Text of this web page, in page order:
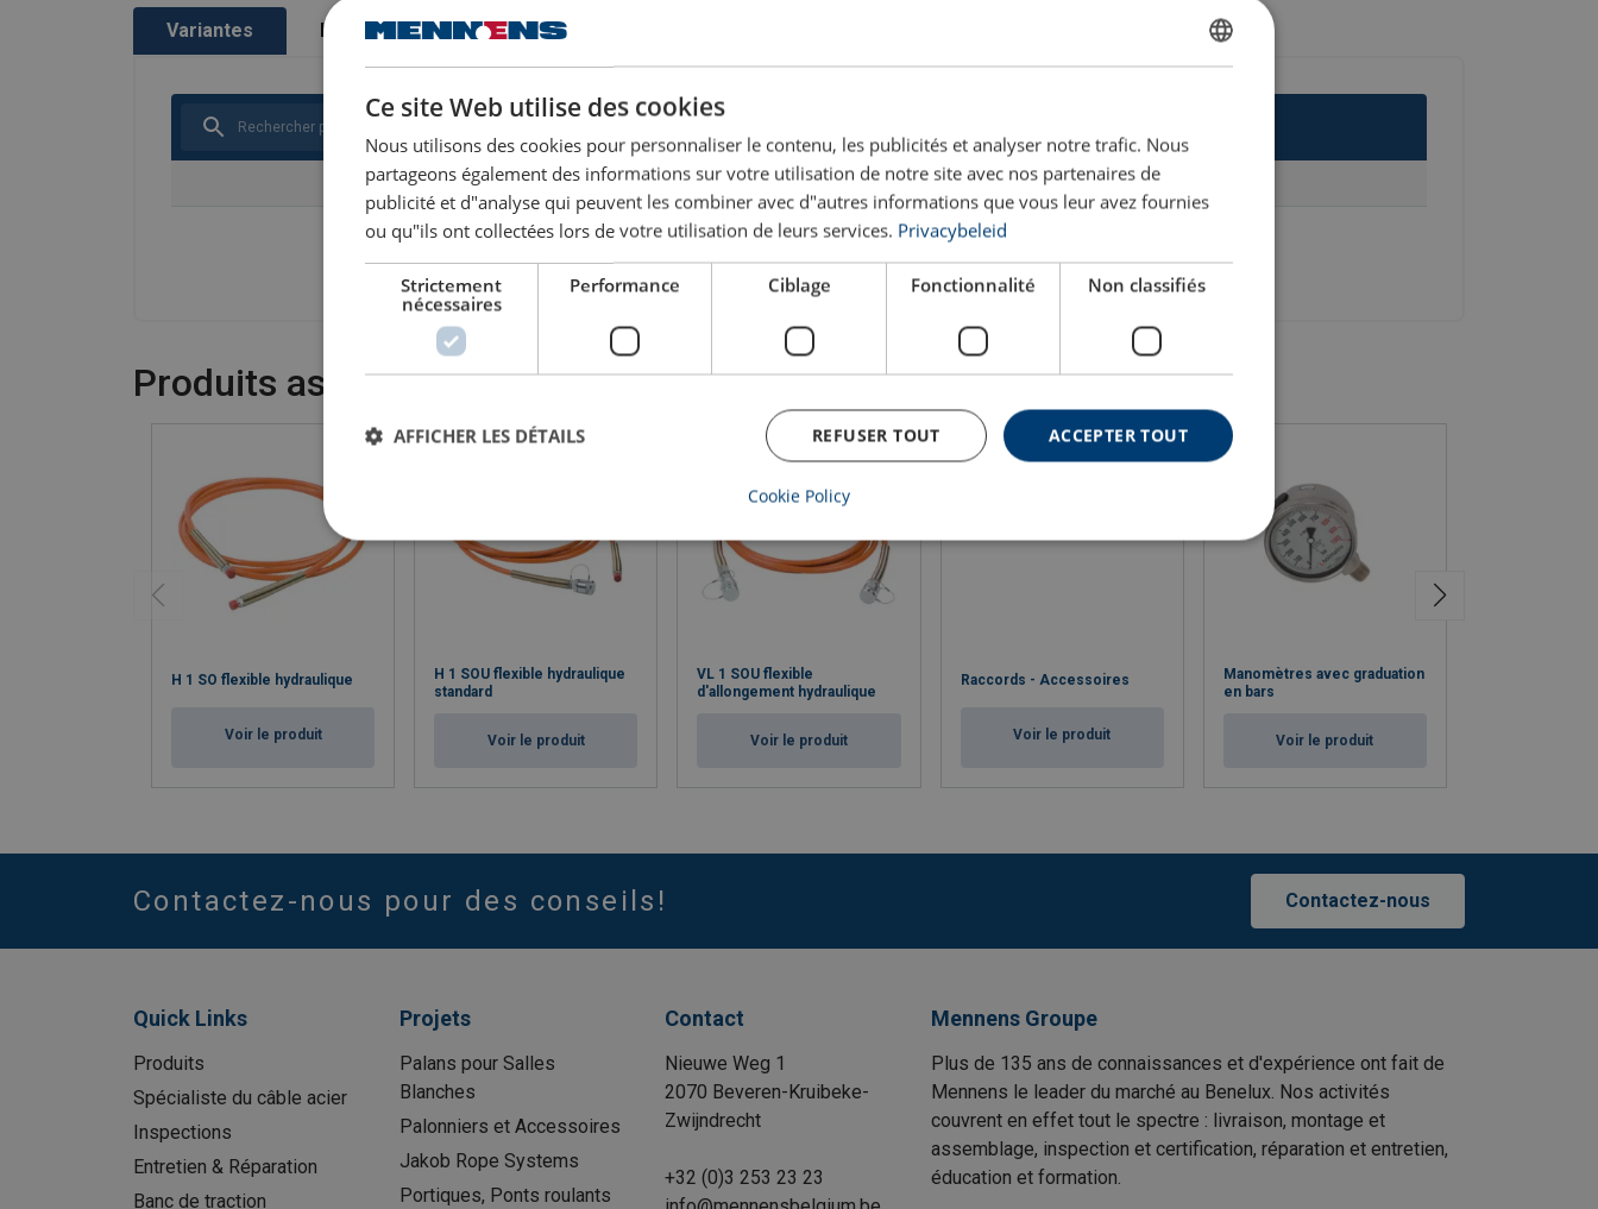
Variantes Informations du produit
Réf. Code Ajouter au panier
5697RLB0584 RLB0584
Produits associés
H 1 SO flexible hydraulique
Voir le produit
H 1 SOU flexible hydraulique
standard
Voir le produit
VL 1 SOU flexible
d'allongement hydraulique
Voir le produit
Raccords - Accessoires
Voir le produit
Manomètres avec graduation
en bars
Voir le produit
Contactez-nous pour des conseils! Contactez-nous
Quick Links
Produits
Spécialiste du câble acier
Inspections
Entretien & Réparation
Banc de traction
Projets
Palans pour Salles
Blanches
Palonniers et Accessoires
Jakob Rope Systems
Portiques, Ponts roulants
Contact
Nieuwe Weg 1
2070 Beveren-Kruibeke-
Zwijndrecht
+32 (0)3 253 23 23
Mennens Groupe
Plus de 135 ans de connaissances et d'expérience ont fait de
Mennens le leader du marché au Benelux. Nos activités
couvrent en effet tout le spectre : livraison, montage et
assemblage, inspection et certification, réparation et entretien,
éducation et formation.
DUTCH
FRENCH
Ce site Web utilise des cookies
Nous utilisons des cookies pour personnaliser le contenu, les publicités et analyser notre trafic. Nous
partageons également des informations sur votre utilisation de notre site avec nos partenaires de
publicité et d"analyse qui peuvent les combiner avec d"autres informations que vous leur avez fournies
ou qu"ils ont collectées lors de votre utilisation de leurs services. Privacybeleid
Strictement
nécessaires
Performance Ciblage Fonctionnalité Non classifiés
ACCEPTER TOUT
REFUSER TOUT
AFFICHER LES DÉTAILS
Cookie Policy